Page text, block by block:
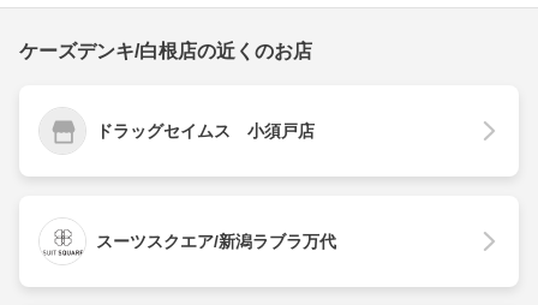
ケーズデンキ/白根店の近くのお店
ドラッグセイムス 小須戸店
スーツスクエア/新潟ラブラ万代